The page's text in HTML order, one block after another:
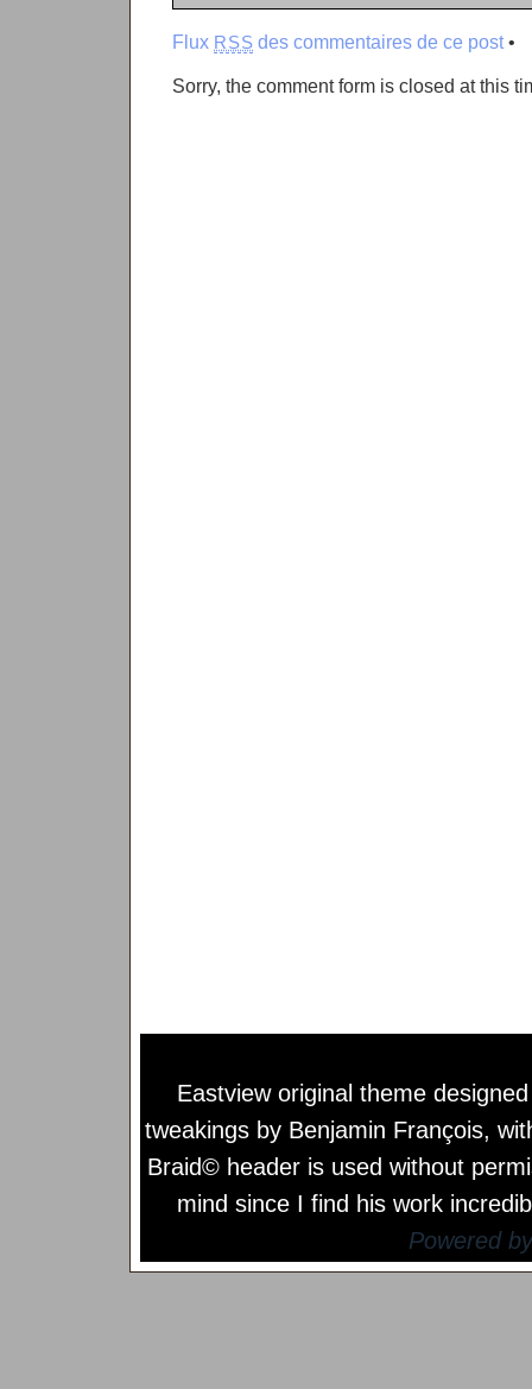
Flux RSS des commentaires de ce post•
Sorry, the comment form is closed at this
Eastview original theme
tweakings by Benjamin François,
Braid© header is used without
mind since I find his work
Powered